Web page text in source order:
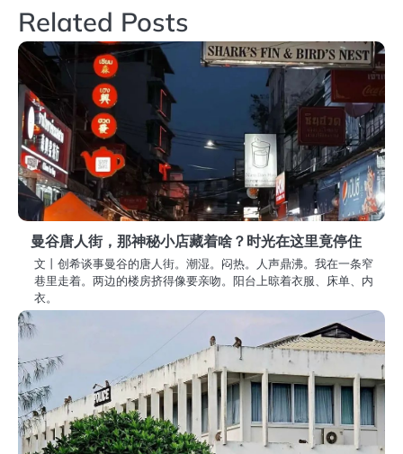
导
航
Related Posts
曼谷唐人街，那神秘小店藏着啥？时光在这里竟停住
文丨创希谈事曼谷的唐人街。潮湿。闷热。人声鼎沸。我在一条窄
巷里走着。两边的楼房挤得像要亲吻。阳台上晾着衣服、床单、内
衣。